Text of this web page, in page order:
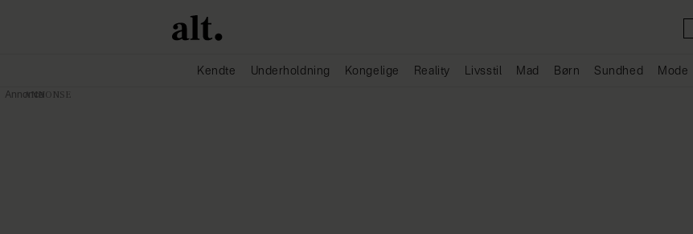
Kendte Underholdning Kongelige Reality Livsstil Mad Børn Sundhed Mode
Annonce